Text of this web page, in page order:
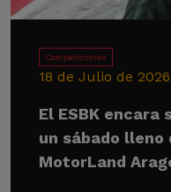
Competiciones
18 de Julio de 2026
El ESBK
un sábado lleno
MotorLand